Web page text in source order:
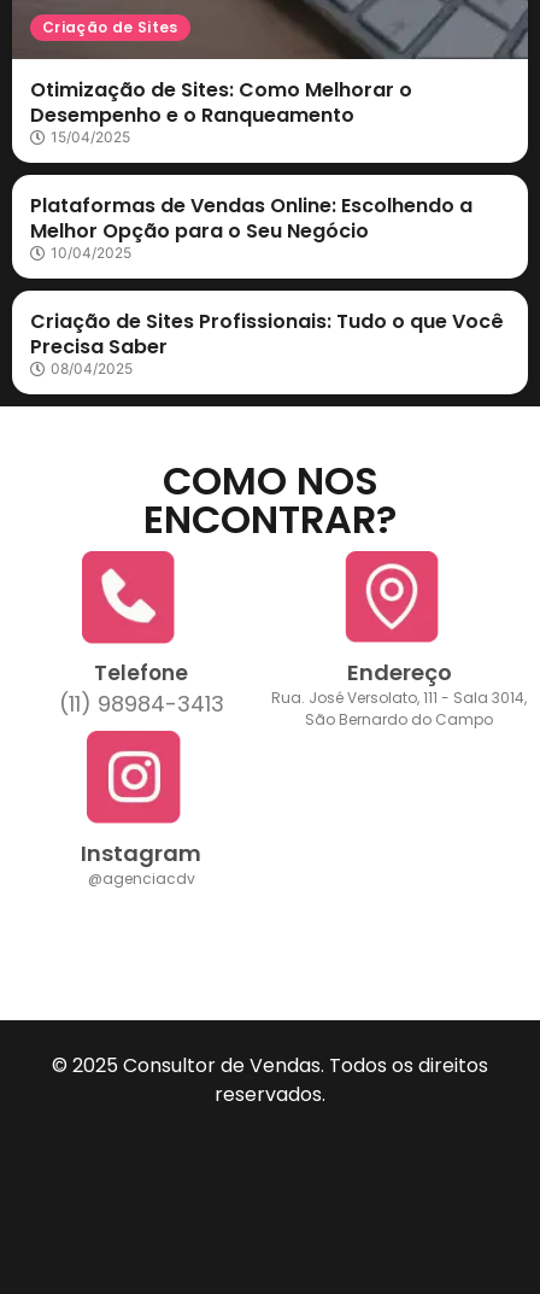
Criação de Sites
Otimização de Sites: Como Melhorar o
Desempenho e o Ranqueamento
15/04/2025
Marketing Digital
Plataformas de Vendas Online: Escolhendo a
Melhor Opção para o Seu Negócio
10/04/2025
Criação de Sites
Criação de Sites Profissionais: Tudo o que Você
Precisa Saber
08/04/2025
COMO NOS
ENCONTRAR?
Telefone
(11) 98984-3413
Endereço
Rua. José Versolato, 111 - Sala 3014,
São Bernardo do Campo
Instagram
@agenciacdv
© 2025 Consultor de Vendas. Todos os direitos
reservados.